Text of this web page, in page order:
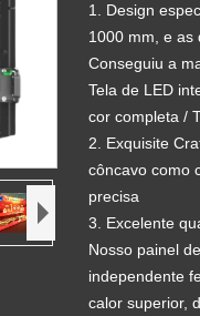
1. Design
1000 mm, e as
Conseguiu a
Tela de LED
cor completa /
2. Exquisite
côncavo como
precisa
3. Excelente
Nosso painel
independente
calor superior,